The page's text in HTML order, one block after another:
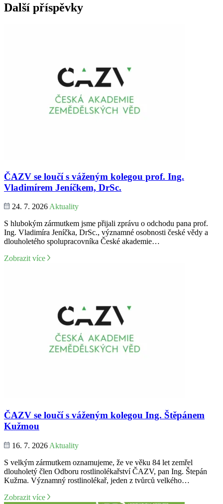
Další příspěvky
ČAZV se loučí s váženým kolegou prof. Ing.
Vladimírem Jeníčkem, DrSc.
24. 7. 2026 Aktuality
S hlubokým zármutkem jsme přijali zprávu o odchodu pana prof.
Ing. Vladimíra Jeníčka, DrSc., významné osobnosti české vědy a
dlouholetého spolupracovníka České akademie…
Zobrazit více
ČAZV se loučí s váženým kolegou Ing. Štěpánem
Kužmou
16. 7. 2026 Aktuality
S velkým zármutkem oznamujeme, že ve věku 84 let zemřel
dlouholetý člen Odboru rostlinolékařství ČAZV, pan Ing. Štepán
Kužma. Významný rostlinolékař, jeden z tvůrců velkého…
Zobrazit více